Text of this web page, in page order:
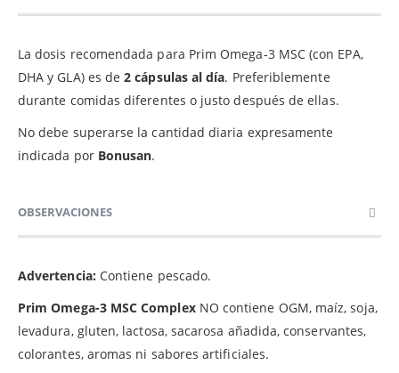
La dosis recomendada para Prim Omega-3 MSC (con EPA,
DHA y GLA) es de2 cápsulas al día. Preferiblemente
durante comidas diferentes o justo después de ellas.
No debe superarse la cantidad diaria expresamente
indicada por Bonusan.
OBSERVACIONES
Advertencia: Contiene pescado.
Prim Omega-3 MSC ComplexNO contiene OGM, maíz, soja,
levadura, gluten, lactosa, sacarosa añadida, conservantes,
colorantes, aromas ni sabores artificiales.